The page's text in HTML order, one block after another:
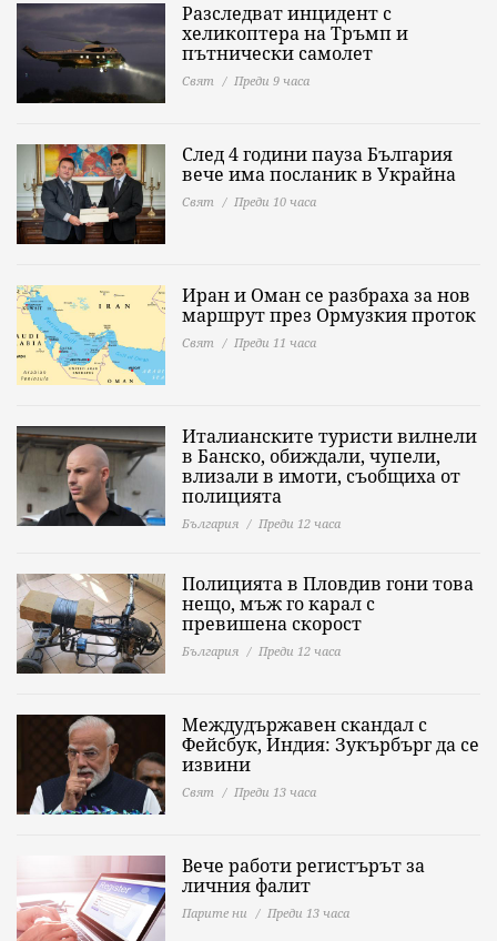
Разследват инцидент с
хеликоптера на Тръмп и
пътнически самолет
Свят Преди 9 часа
След 4 години пауза България
вече има посланик в Украйна
Свят Преди 10 часа
Иран и Оман се разбраха за нов
маршрут през Ормузкия проток
Свят Преди 11 часа
Италианските туристи вилнели
в Банско, обиждали, чупели,
влизали в имоти, съобщиха от
полицията
България Преди 12 часа
Полицията в Пловдив гони това
нещо, мъж го карал с
превишена скорост
България Преди 12 часа
Междудържавен скандал с
Фейсбук, Индия: Зукърбърг да се
извини
Свят Преди 13 часа
Вече работи регистърът за
личния фалит
Парите ни Преди 13 часа